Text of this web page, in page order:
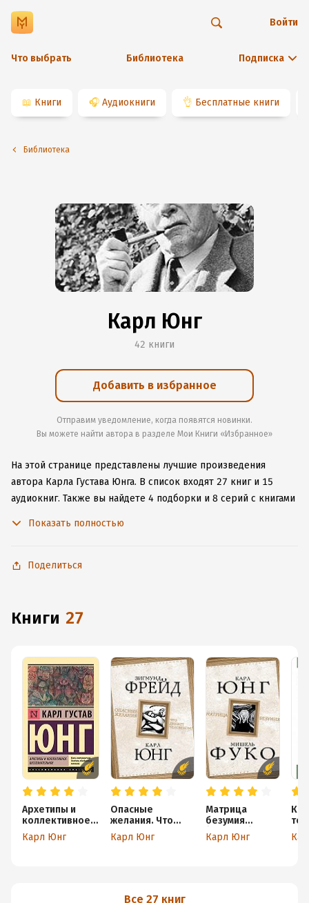
Что выбрать Библиотека Подписка
Войти
📖 Книги 🎧 Аудиокниги 👌 Бесплатные книги
Библиотека
Карл Юнг
42 книги
Добавить в избранное
Отправим уведомление, когда появятся новинки.
Вы можете найти автора в разделе Мои Книги «Избранное»
На этой странице представлены лучшие произведения
автора Карла Густава Юнга. В список входят 27 книг и 15
аудиокниг. Также вы найдете 4 подборки и 8 серий с книгами
приложение для iOS или Android, чтобы не расставаться
Показать полностью
Поделиться
книги 27
Архетипы и
коллективное
бессознательн
ое
Карл Юнг
Опасные
желания. Что
движет
человеком?
Карл Юнг
Матрица
безумия
(сборник)
Карл Юнг
Все 27 книг